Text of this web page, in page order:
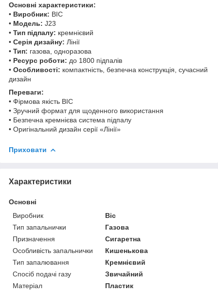
Основні характеристики:
• Виробник: BIC
• Модель: J23
• Тип підпалу: кремнієвий
• Серія дизайну: Лінії
• Тип: газова, одноразова
• Ресурс роботи: до 1800 підпалів
• Особливості: компактність, безпечна конструкція, сучасний
дизайн
Переваги:
• Фірмова якість BIC
• Зручний формат для щоденного використання
• Безпечна кремнієва система підпалу
• Оригінальний дизайн серії «Лінії»
Приховати
Характеристики
Основні
Виробник
Bic
Тип запальнички
Газова
Призначення
Сигаретна
Особливість запальнички
Кишенькова
Тип запалювання
Кремнієвий
Спосіб подачі газу
Звичайний
Матеріал
Пластик